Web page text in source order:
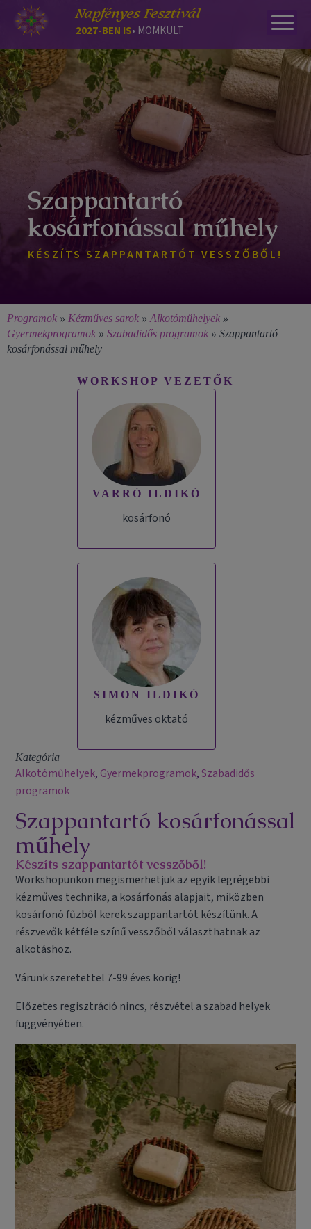
Napfényes Fesztivál
2027-BEN IS• MOMKULT
Szappantartó
kosárfonással műhely
KÉSZÍTS SZAPPANTARTÓT VESSZŐBŐL!
Programok » Kézműves sarok » Alkotóműhelyek »
Gyermekprogramok » Szabadidős programok » Szappantartó
kosárfonással műhely
WORKSHOP VEZETŐK
VARRÓ ILDIKÓ
kosárfonó
SIMON ILDIKÓ
kézműves oktató
Kategória
Alkotóműhelyek, Gyermekprogramok,Szabadidős
programok
Szappantartó kosárfonással
műhely
Készíts szappantartót vesszőből!
Workshopunkon megismerhetjük az egyik legrégebbi
kézműves technika, a kosárfonás alapjait, miközben
kosárfonó fűzből kerek szappantartót készítünk. A
részvevők kétféle színű vesszőből választhatnak az
alkotáshoz.
Várunk szeretettel 7-99 éves korig!
Előzetes regisztráció nincs, részvétel a szabad helyek
függvényében.